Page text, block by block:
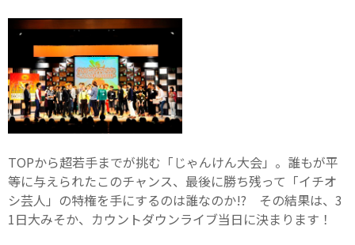
TOPから超若手までが挑む「じゃんけん大会」。誰もが平
等に与えられたこのチャンス、最後に勝ち残って「イチオ
シ芸人」の特権を手にするのは誰なのか!? その結果は、3
1日大みそか、カウントダウンライブ当日に決まります！